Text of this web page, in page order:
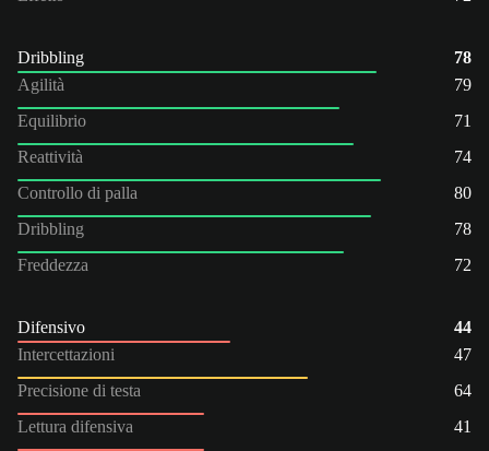
Dribbling
78
Agilità
79
Equilibrio
71
Reattività
74
Controllo di palla
80
Dribbling
78
Freddezza
72
Difensivo
44
Intercettazioni
47
Precisione di testa
64
Lettura difensiva
41